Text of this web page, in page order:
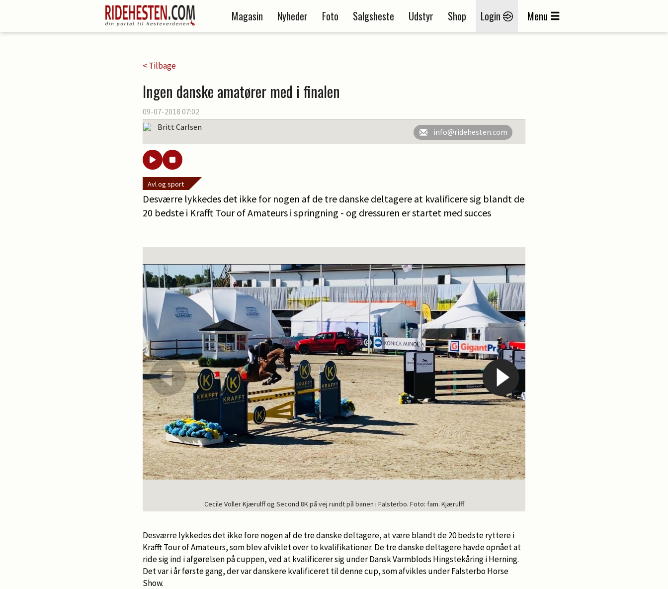
Magasin Nyheder Foto Salgsheste Udstyr Shop Login Menu
< Tilbage
Ingen danske amatører med i finalen
09-07-2018 07:02
Britt Carlsen
info@ridehesten.com
Avl og sport
Desværre lykkedes det ikke for nogen af de tre danske deltagere at kvalificere sig blandt de
20 bedste i Krafft Tour of Amateurs i springning - og dressuren er startet med succes
Cecile Voller Kjærulff og Second 8K på vej rundt på banen i Falsterbo. Foto: fam. Kjærulff
Desværre lykkedes det ikke fore nogen af de tre danske deltagere, at være blandt de 20 bedste ryttere i
Krafft Tour of Amateurs, som blev afviklet over to kvalifikationer. De tre danske deltagere havde opnået at
ride sig ind i afgørelsen på cuppen, ved at kvalificerer sig under Dansk Varmblods Hingstekåring i Herning.
Det var i år første gang, der var danskere kvalificeret til denne cup, som afvikles under Falsterbo Horse
Show.